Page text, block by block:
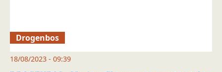
Drogenbos
18/08/2023 - 09:39